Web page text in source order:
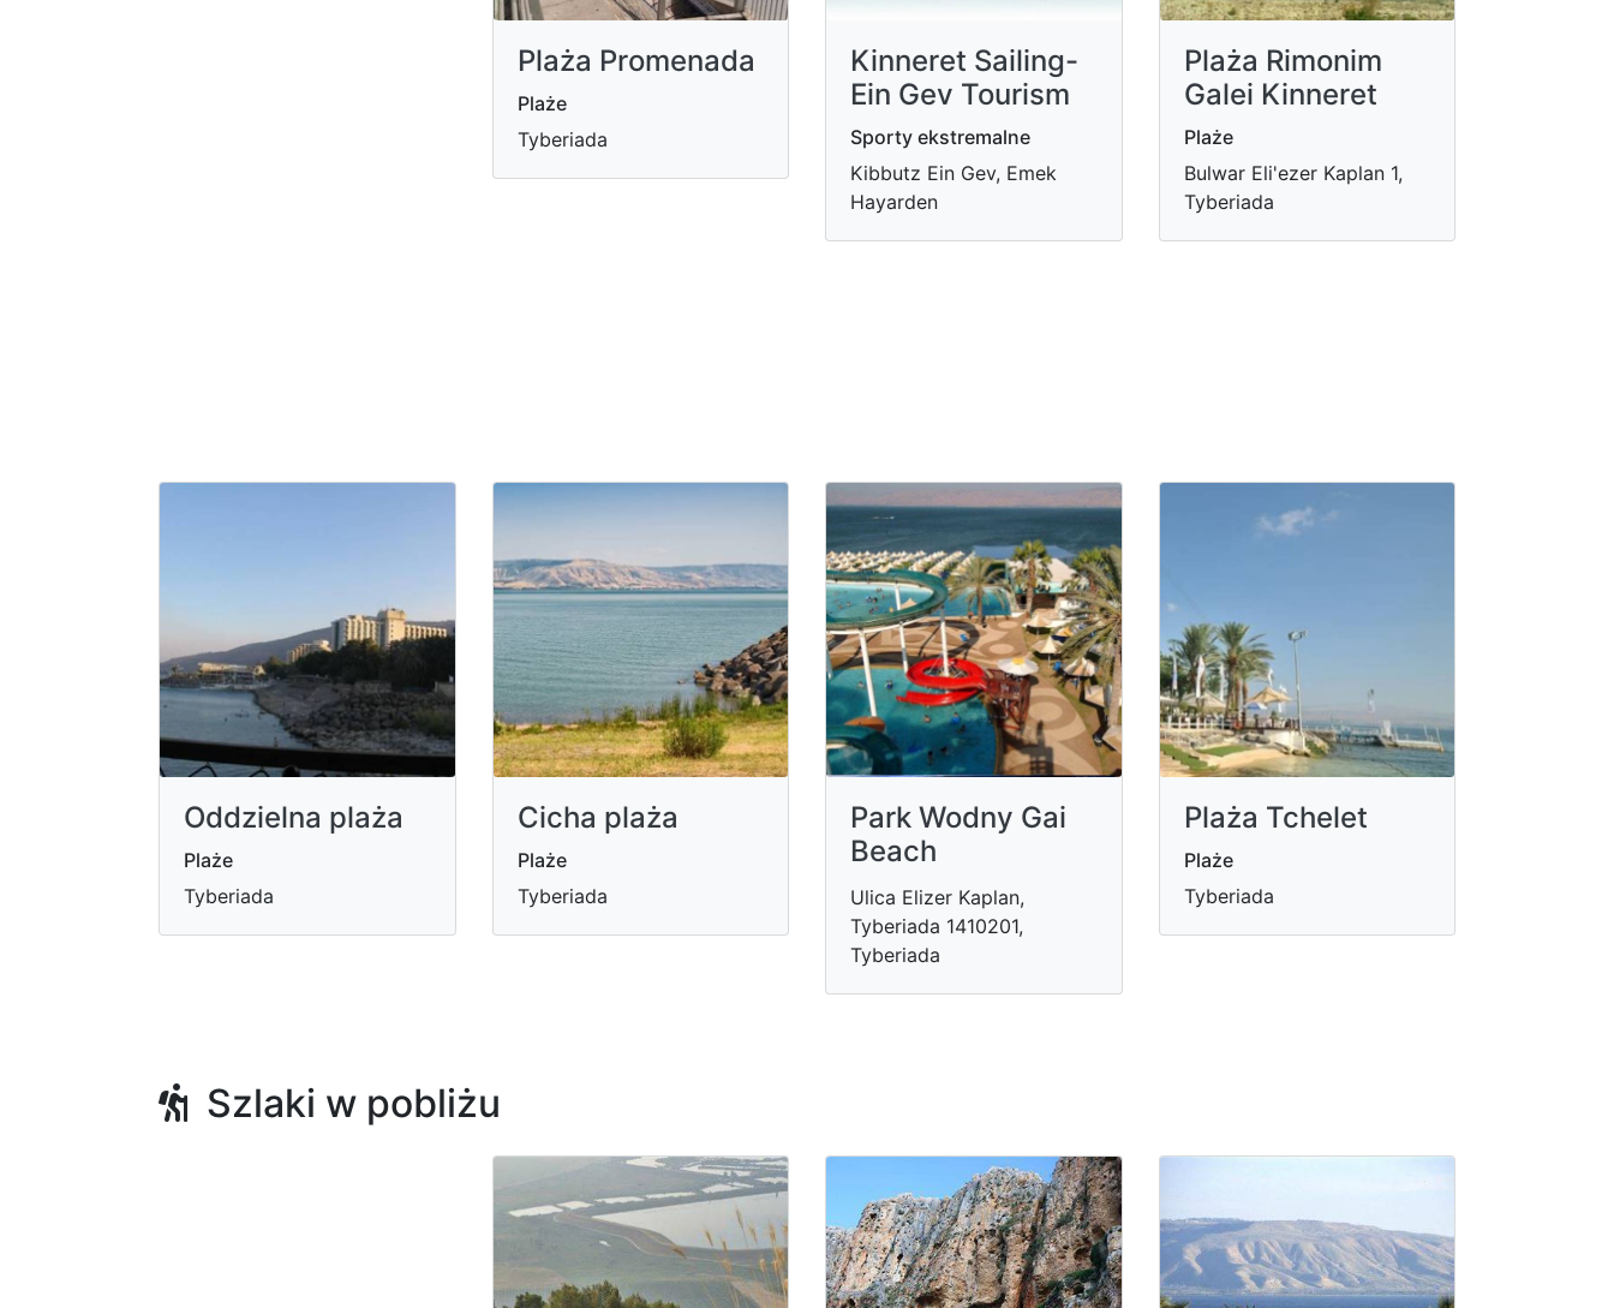
Plaża Promenada
Plaże
Tyberiada
Kinneret Sailing-
Ein Gev Tourism
Sporty ekstremalne
Kibbutz Ein Gev, Emek
Hayarden
Plaża Rimonim
Galei Kinneret
Plaże
Bulwar Eli'ezer Kaplan 1,
Tyberiada
Oddzielna plaża
Plaże
Tyberiada
Cicha plaża
Plaże
Tyberiada
Park Wodny Gai
Beach
Ulica Elizer Kaplan,
Tyberiada 1410201,
Tyberiada
Plaża Tchelet
Plaże
Tyberiada
Szlaki w pobliżu